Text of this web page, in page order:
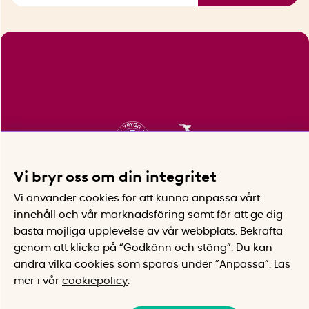
Vi bryr oss om din integritet
Vi använder cookies för att kunna anpassa vårt
innehåll och vår marknadsföring samt för att ge dig
bästa möjliga upplevelse av vår webbplats.
Bekräfta
genom att klicka på “Godkänn och stäng”. Du kan
ändra vilka cookies som sparas under ”Anpassa”.
Läs
mer i vår cookiepolicy